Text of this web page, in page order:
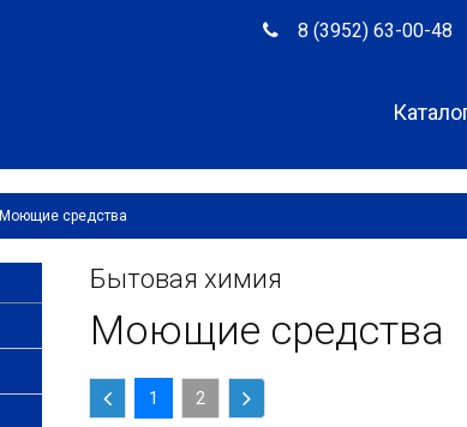
8 (3952) 63-00-48
Моющие средства
Бытовая химия
Моющие средства
1 2